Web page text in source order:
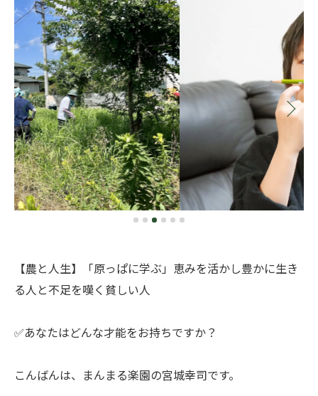
【農と人生】「原っぱに学ぶ」恵みを活かし豊かに生き
る人と不足を嘆く貧しい人
✅あなたはどんな才能をお持ちですか？
ㅤこんばんは、まんまる楽園の宮城幸司です。